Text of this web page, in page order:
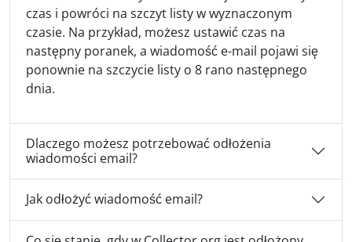
czas i powróci na szczyt listy w wyznaczonym
czasie. Na przykład, możesz ustawić czas na
następny poranek, a wiadomość e-mail pojawi się
ponownie na szczycie listy o 8 rano następnego
dnia.
Dlaczego możesz potrzebować odłożenia
wiadomości email?
Jak odłożyć wiadomość email?